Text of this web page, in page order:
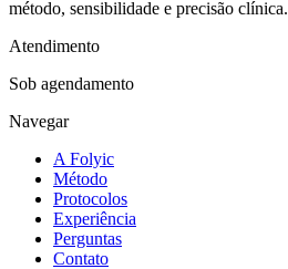
método, sensibilidade e precisão clínica.
Atendimento
Sob agendamento
Navegar
A Folyic
Método
Protocolos
Experiência
Perguntas
Contato